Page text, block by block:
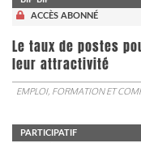
ACCÈS ABONNÉ
Le taux de postes
leur attractivité
EMPLOI, FORMATION ET
PARTICIPATIF